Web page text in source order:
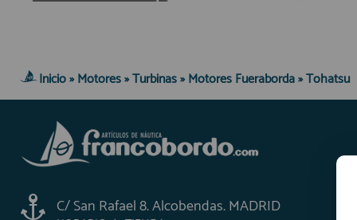
Inicio» Motores»Turbinas» Motores Fueraborda»Tohatsu
C/ San Rafael 8. Alcobendas. MADRID